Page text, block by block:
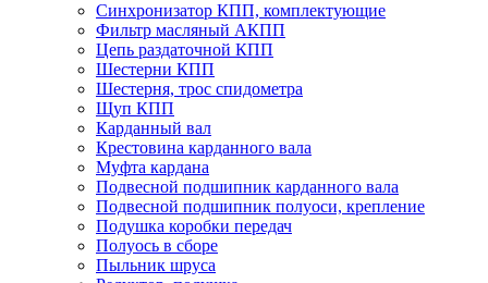
Синхронизатор КПП, комплектующие
Фильтр масляный АКПП
Цепь раздаточной КПП
Шестерни КПП
Шестерня, трос спидометра
Щуп КПП
Карданный вал
Крестовина карданного вала
Муфта кардана
Подвесной подшипник карданного вала
Подвесной подшипник полуоси, крепление
Подушка коробки передач
Полуось в сборе
Пыльник шруса